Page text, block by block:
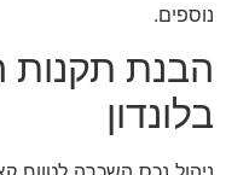
נוספים.
הבנת תקנות
בלונדון